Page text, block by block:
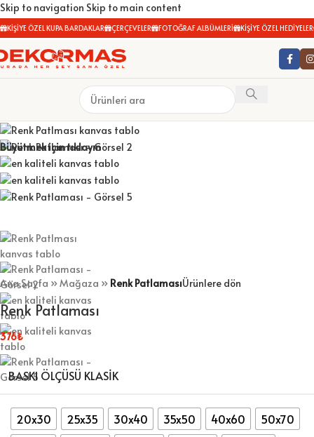
Skip to navigation Skip to main content
KİŞİYE ÖZEL KUPA BARDAKLAR ÇERÇEVELER FOTOĞRAF ALBÜMLERİ KİŞİYE ÖZEL HEDİYELER
Büyütmek için tıklayın
Ana Sayfa »Mağaza » Renk PatlamasıÜrünlere dön
Renk Patlaması
376₺
BASKI ÖLÇÜSÜ KLASIK
20x30 25x35 30x40 35x50 40x60
50x70